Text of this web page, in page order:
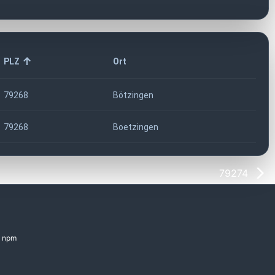
PLZ Ort
79268 Bötzingen
79268 Boetzingen
79274
npm